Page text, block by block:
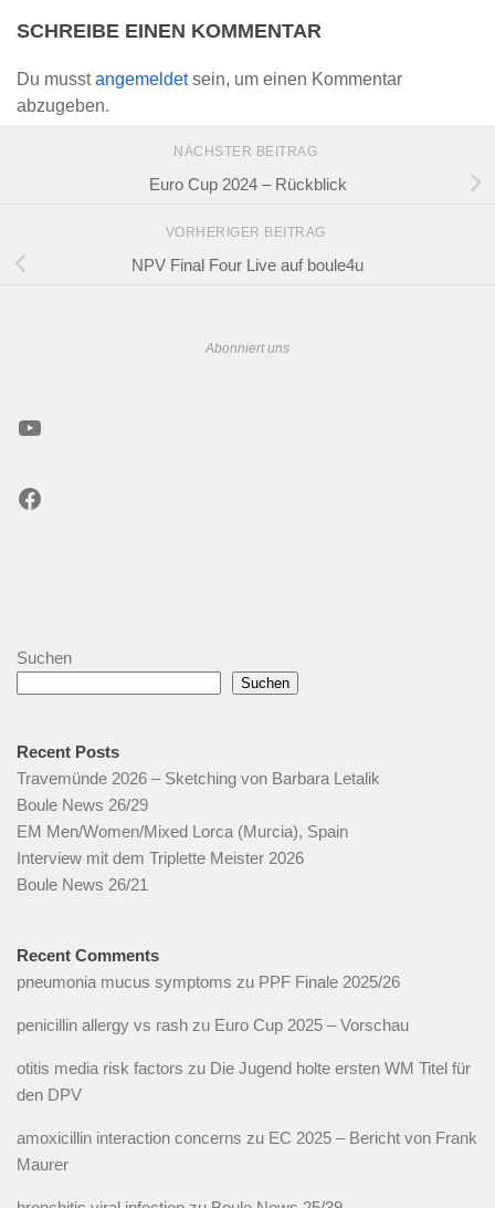
SCHREIBE EINEN KOMMENTAR
Du musstangemeldetsein, um einen Kommentar
abzugeben.
NÄCHSTER BEITRAG
Euro Cup 2024 – Rückblick
VORHERIGER BEITRAG
NPV Final Four Live auf boule4u
Abonniert uns
YouTube
Facebook
Suchen
Suchen
Recent Posts
Travemünde 2026 – Sketching von Barbara Letalik
Boule News 26/29
EM Men/Women/Mixed Lorca (Murcia), Spain
Interview mit dem Triplette Meister 2026
Boule News 26/21
Recent Comments
pneumonia mucus symptoms zu PPF Finale 2025/26
penicillin allergy vs rash zu Euro Cup 2025 – Vorschau
otitis media risk factors zu Die Jugend holte ersten WM Titel für
den DPV
amoxicillin interaction concerns zu EC 2025 – Bericht von Frank
Maurer